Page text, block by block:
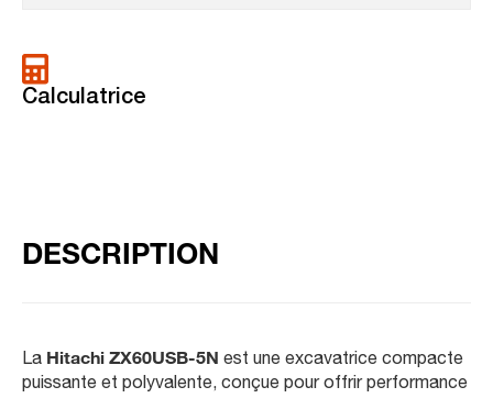
Calculatrice
DESCRIPTION
La Hitachi ZX60USB-5N est une excavatrice compacte
puissante et polyvalente, conçue pour offrir performance